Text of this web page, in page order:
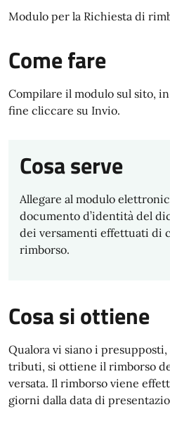
Modulo per la Richiesta di
Come fare
Compilare il modulo sul sito,
fine cliccare su Invio.
Cosa serve
Allegare al modulo
documento d’identità del
dei versamenti effettuati di
rimborso.
Cosa si ottiene
Qualora vi siano i
tributi, si ottiene il rimborso
versata. Il rimborso viene
giorni dalla data di